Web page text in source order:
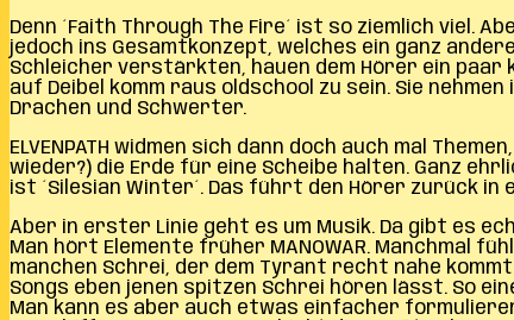
Denn ´Faith Through The Fire´ ist so ziemlich viel.
jedoch ins Gesamtkonzept, welches ein ganz
Schleicher verstärkten, hauen dem Hörer ein paar
auf Deibel komm raus oldschool zu sein. Sie
Drachen und Schwerter.
ELVENPATH widmen sich dann doch auch mal
wieder?) die Erde für eine Scheibe halten. Ganz
ist ´Silesian Winter´. Das führt den Hörer zurück in
Aber in erster Linie geht es um Musik. Da gibt es
Man hört Elemente früher MANOWAR. Manchmal
manchen Schrei, der dem Tyrant recht nahe
Songs eben jenen spitzen Schrei hören lässt. So
Man kann es aber auch etwas einfacher